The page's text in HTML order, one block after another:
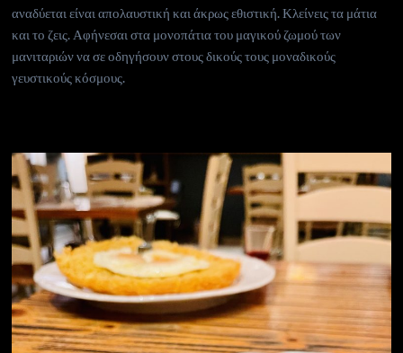
αναδύεται είναι απολαυστική και άκρως εθιστική. Κλείνεις τα μάτια
και το ζεις. Αφήνεσαι στα μονοπάτια του μαγικού ζωμού των
μανιταριών να σε οδηγήσουν στους δικούς τους μοναδικούς
γευστικούς κόσμους.